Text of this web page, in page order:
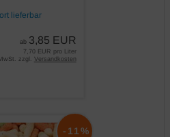
lieferbar
ab 3,85 EUR
7,70 EUR pro Liter
zzgl. Versandkosten
-11%